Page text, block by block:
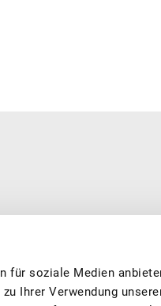
für soziale Medien
Ihrer Verwendung
Image von Schweizer Früchten.